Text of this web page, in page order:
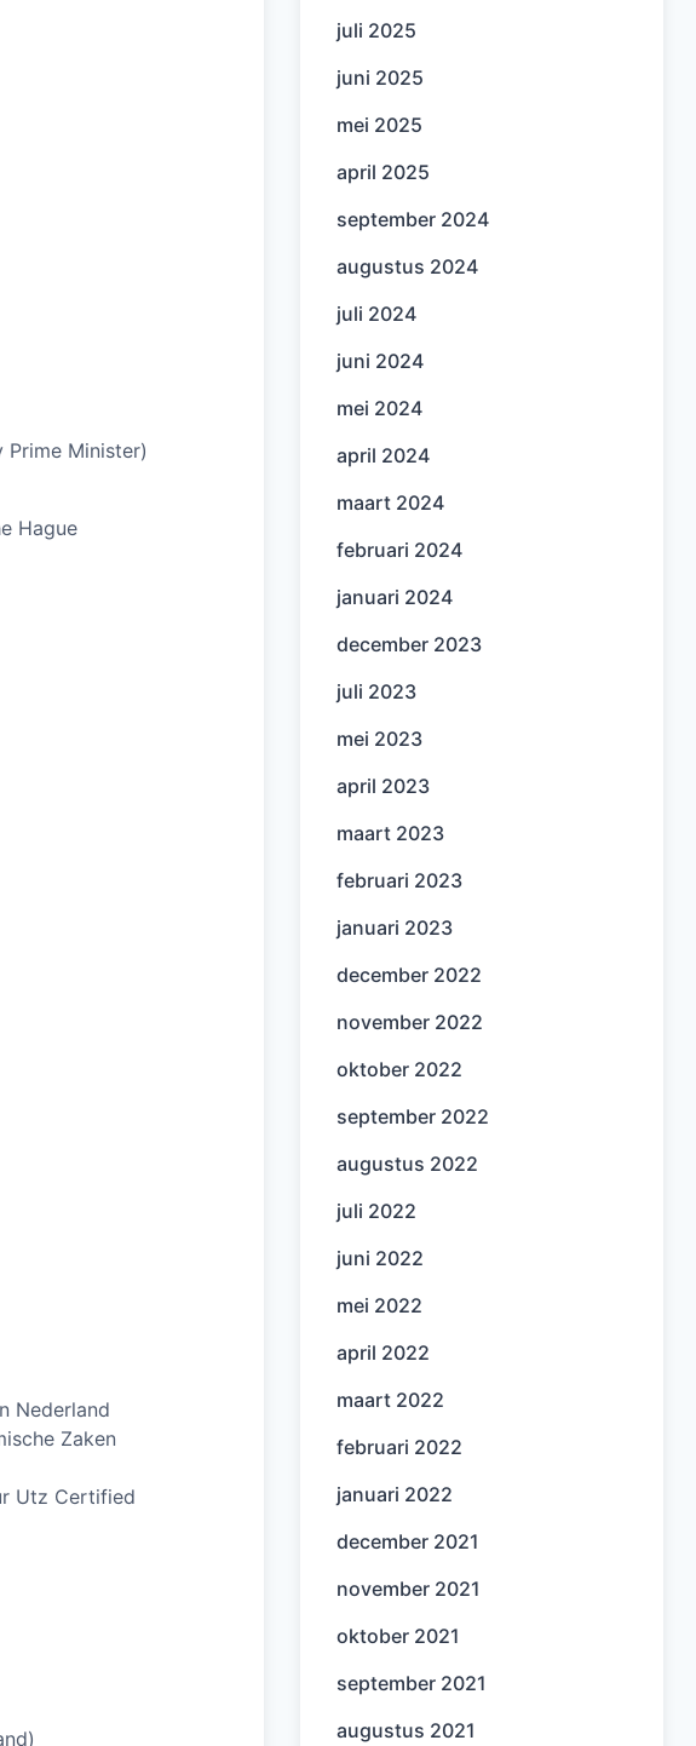
Prime Minister)
Hague
Nederland
Zaken
Utz Certified
juli 2025
juni 2025
mei 2025
april 2025
september 2024
augustus 2024
juli 2024
juni 2024
mei 2024
april 2024
maart 2024
februari 2024
januari 2024
december 2023
juli 2023
mei 2023
april 2023
maart 2023
februari 2023
januari 2023
december 2022
november 2022
oktober 2022
september 2022
augustus 2022
juli 2022
juni 2022
mei 2022
april 2022
maart 2022
februari 2022
januari 2022
december 2021
november 2021
oktober 2021
september 2021
augustus 2021